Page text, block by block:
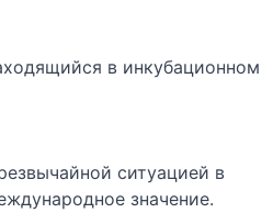
в инкубационном
ситуацией в
значение.